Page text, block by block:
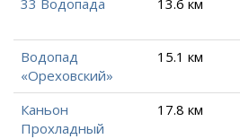
33 Водопада 13.6 км
Водопад
«Ореховский»
15.1 км
Каньон
Прохладный
17.8 км